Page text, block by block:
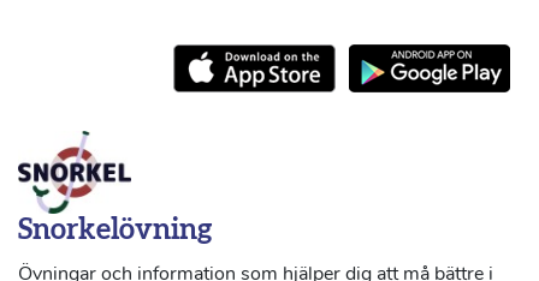
Snorkelövning
Övningar och information som hjälper dig att må bättre i